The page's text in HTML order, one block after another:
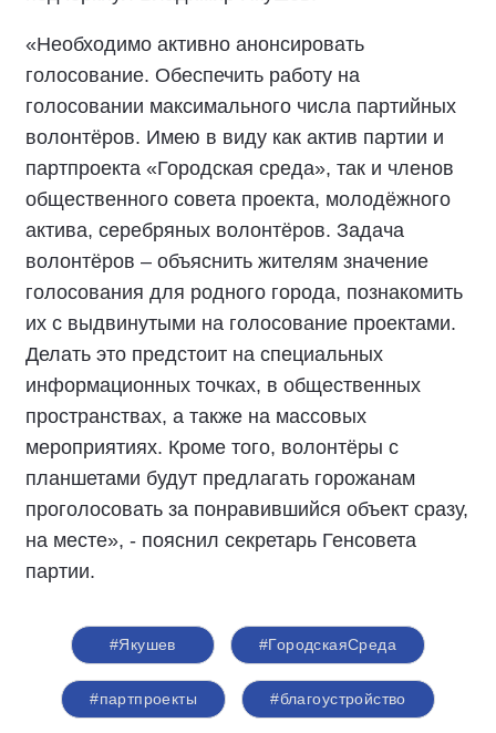
«Необходимо активно анонсировать
голосование. Обеспечить работу на
голосовании максимального числа партийных
волонтёров. Имею в виду как актив партии и
партпроекта «Городская среда», так и членов
общественного совета проекта, молодёжного
актива, серебряных волонтёров. Задача
волонтёров – объяснить жителям значение
голосования для родного города, познакомить
их с выдвинутыми на голосование проектами.
Делать это предстоит на специальных
информационных точках, в общественных
пространствах, а также на массовых
мероприятиях. Кроме того, волонтёры с
планшетами будут предлагать горожанам
проголосовать за понравившийся объект сразу,
на месте», - пояснил секретарь Генсовета
партии.
#Якушев #ГородскаяСреда
#партпроекты #благоустройство